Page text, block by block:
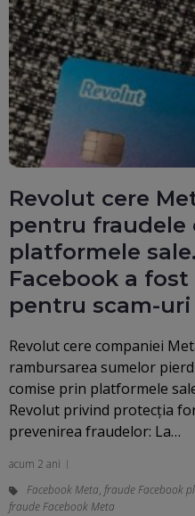
Revolut cere
pentru fraudele
platformele
Facebook a
pentru scam-uri
Revolut cere companiei
rambursarea sumelor
comise prin platformele
Revolut privind protecţia
prevenirea fraudelor: La…
acum 2 ani
Facebook Meta, fraude Facebook
fraude Facebook Meta